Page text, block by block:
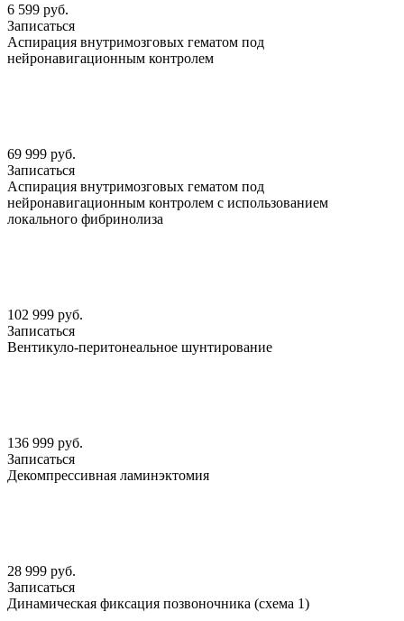
6 599 руб.
Записаться
Аспирация внутримозговых гематом под
нейронавигационным контролем
69 999 руб.
Записаться
Аспирация внутримозговых гематом под
нейронавигационным контролем с использованием
локального фибринолиза
102 999 руб.
Записаться
Вентикуло-перитонеальное шунтирование
136 999 руб.
Записаться
Декомпрессивная ламинэктомия
28 999 руб.
Записаться
Динамическая фиксация позвоночника (схема 1)